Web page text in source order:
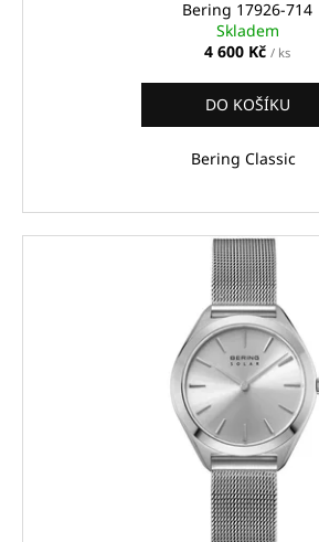
Bering 17926-714
Skladem
4 600 Kč / ks
DO KOŠÍKU
Bering Classic